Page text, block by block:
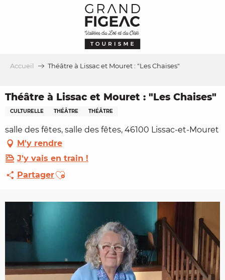
Accueil Théâtre à Lissac et Mouret : "Les Chaises"
Théâtre à Lissac et Mouret : "Les Chaises"
CULTURELLE THÉÂTRE THÉÂTRE
salle des fêtes, salle des fêtes, 46100 Lissac-et-Mouret
M'y rendre
J'y vais en train !
PartagerAjouter aux favoris